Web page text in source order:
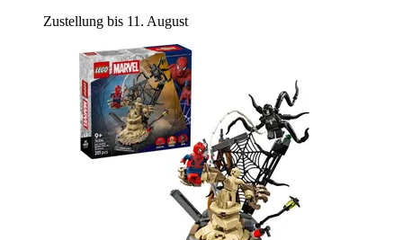
Zustellung bis 11. August